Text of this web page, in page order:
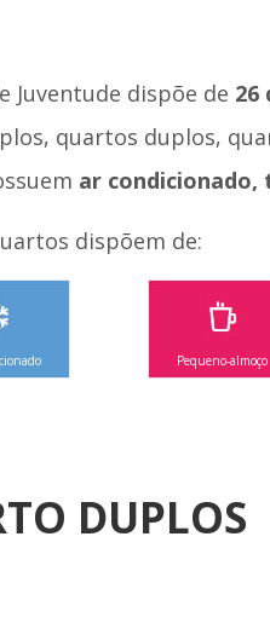
Juventude dispõe de 26
quartos duplos,
ar condicionado,
dispõem de:
Pequeno-almoço
DUPLOS